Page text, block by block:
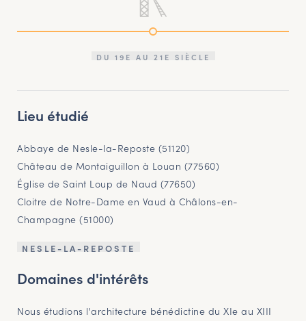
DU 19E AU 21E SIÈCLE
Lieu étudié
Abbaye de Nesle-la-Reposte (51120)
Château de Montaiguillon à Louan (77560)
Église de Saint Loup de Naud (77650)
Cloitre de Notre-Dame en Vaud à Châlons-en-
Champagne (51000)
NESLE-LA-REPOSTE
Domaines d'intérêts
Nous étudions l'architecture bénédictine du XIe au XIII